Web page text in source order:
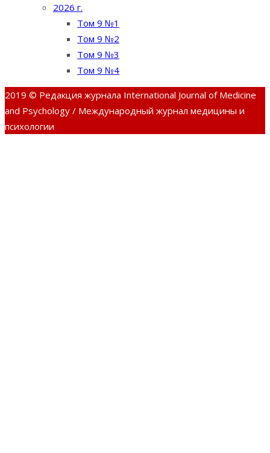
2026 г.
Том 9 №1
Том 9 №2
Том 9 №3
Том 9 №4
2019 © Редакция журнала International Journal of Medicine
and Psychology / Международный журнал медицины и
психологии